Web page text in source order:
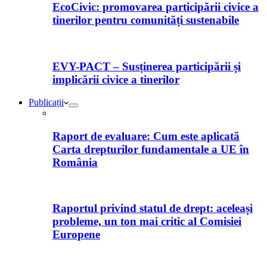
EcoCivic: promovarea participării civice a
tinerilor pentru comunități sustenabile
EVY-PACT – Susținerea participării și
implicării civice a tinerilor
Publicații
Raport de evaluare: Cum este aplicată
Carta drepturilor fundamentale a UE în
România
Raportul privind statul de drept: aceleași
probleme, un ton mai critic al Comisiei
Europene